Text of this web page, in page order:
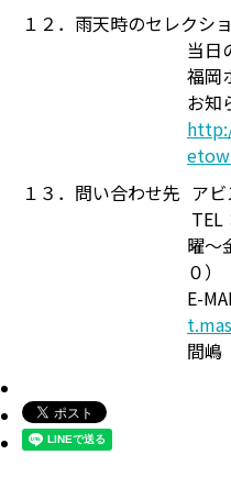
１２．雨天時のセレクシ
当日
福岡
お知
１３．問い合わせ先 ア
TEL
曜～
０）
E-
間嶋